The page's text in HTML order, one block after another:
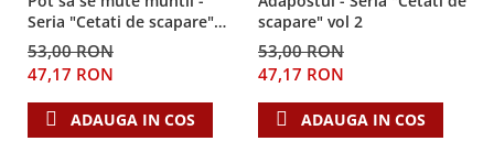
Seria "Cetati de scapare"
vol 3
53,00 RON
47,17 RON
ADAUGA IN COS
scapare" vol 2
53,00 RON
47,17 RON
ADAUGA IN COS